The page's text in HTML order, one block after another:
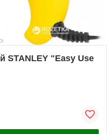
STANLEY "Easy Use